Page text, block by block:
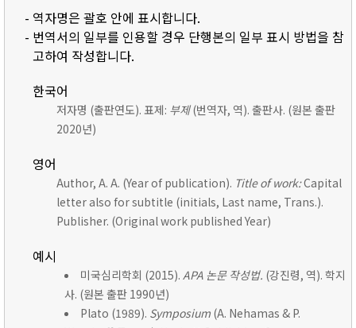
- 역자명은 괄호 안에 표시합니다.
- 번역서의 일부를 인용할 경우 단행본의 일부 표시 방법을 참
고하여 작성합니다.
한국어
저자명 (출판연도). 표제: 부제(번역자, 역). 출판사. (원본 출판
2020년)
영어
Author, A. A. (Year of publication). Title of work:Capital
letter also for subtitle (initials, Last name, Trans.).
Publisher. (Original work published Year)
예시
미국심리학회 (2015). APA 논문 작성법. (강진령, 역). 학지
사. (원본 출판 1990년)
Plato (1989). Symposium (A. Nehamas & P.